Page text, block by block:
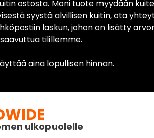
ostosta. Moni tuote myydään
syystä alvillisen kuitin, ota
laskun, johon on lisätty
tilillemme.
aina lopullisen hinnan.
ulkopuolelle